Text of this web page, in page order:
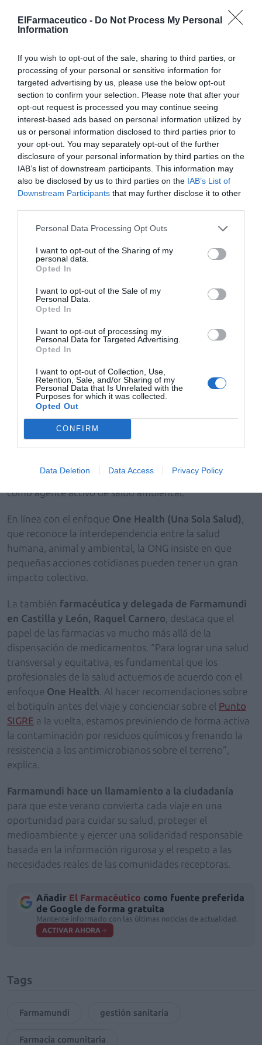
ElFarmaceutico - Do Not Process My Personal
Information
If you wish to opt-out of the sale, sharing to third parties, or
processing of your personal or sensitive information for
targeted advertising by us, please use the below opt-out
section to confirm your selection. Please note that after your
opt-out request is processed you may continue seeing
interest-based ads based on personal information utilized by
us or personal information disclosed to third parties prior to
your opt-out. You may separately opt-out of the further
disclosure of your personal information by third parties on the
IAB’s list of downstream participants. This information may
also be disclosed by us to third parties on the IAB’s List of
Downstream Participants that may further disclose it to other
Personal Data Processing Opt Outs
I want to opt-out of the Sharing of my
personal data.
Opted In
I want to opt-out of the Sale of my
Personal Data.
Opted In
I want to opt-out of processing my
Personal Data for Targeted Advertising.
Opted In
I want to opt-out of Collection, Use,
Retention, Sale, and/or Sharing of my
Personal Data that Is Unrelated with the
Purposes for which it was collected.
Opted Out
CONFIRM
Data Deletion Data Access Privacy Policy
Con frecuencia, tras un viaje o un tratamiento, muchas
personas muestran su voluntad de donar los
medicamentos que les han sobrado para enviarlos a
humanitarias. Sin embargo, Farmamundi advierte de
queesta práctica puede generar más problemas que
soluciones.
Lafarmacéutica y presidenta de Farmamundi, Sara
Valverde, recuerda que las farmacias desempeñan un
papel fundamental para informar adecuadamente a la
población sobre este tema.
“Cuando una persona acude a la farmacia con la
exige mantener intacta la cadena de custodia del
medicamento. Cooperar con dignidad implica enviar
productos con las mismas garantías de calidad con las
Las directrices internacionales establecen que toda
solicitud expresa del país receptor, proceder de canales
autorizados y cumplir estrictos criterios de calidad,
La farmacia comunitaria, aliada de la salud
global
Para Farmamundi, la farmacia comunitaria constituye
un espacio estratégico para
información sanitaria contrastada y promover
hábitos responsables
que beneficien tanto a las
personas como al planeta. Es decir, el farmacéutico
como agente activo de salud ambiental.
En línea con el enfoque One Health (Una Sola Salud)
que reconoce la interdependencia entre la salud
humana, animal y ambiental, la ONG insiste en que
pequeñas acciones cotidianas pueden tener un gran
impacto colectivo.
La también farmacéutica y delegada de Farmamundi
en Castilla y León, Raquel Carnero , destaca que el
papel de las farmacias va mucho más allá de la
dispensación de medicamentos. “Para lograr una salud
transversal y equitativa, es fundamental que los
profesionales de la salud actuemos de acuerdo con el
enfoque One Health . Al hacer recomendaciones sobre
el botiquín antes del viaje y concienciar sobre el Punto
SIGRE a la vuelta, estamos previniendo de forma activa
la contaminación por residuos químicos y frenando la
resistencia a los antimicrobianos sobre el terreno”,
explica.
Farmamundi hace un llamamiento a la ciudadanía
para que este verano convierta cada viaje en una
oportunidad para cuidar su salud, proteger el
medioambiente y ejercer una solidaridad responsable
basada en la información rigurosa y el respeto a las
necesidades reales de las comunidades receptoras.
Añadir El Farmacéutico como fuente preferida
de Google de forma gratuita
Mantente informado con las últimas noticias de actualidad.
ACTIVAR AHORA
Tags
Farmamundi gestión sanitaria
Farmacia comunitaria